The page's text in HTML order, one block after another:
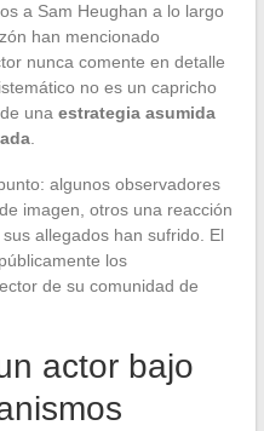
a Sam Heughan a lo largo
han mencionado
nunca comente en detalle
no es un capricho
una estrategia asumida
.
algunos observadores
imagen, otros una reacción
allegados han sufrido. El
los
de su comunidad de
actor bajo